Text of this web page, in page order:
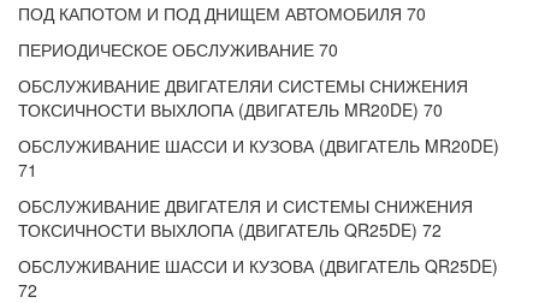
ПОД КАПОТОМ И ПОД ДНИЩЕМ АВТОМОБИЛЯ 70
ПЕРИОДИЧЕСКОЕ ОБСЛУЖИВАНИЕ 70
ОБСЛУЖИВАНИЕ ДВИГАТЕЛЯИ СИСТЕМЫ СНИЖЕНИЯ
ТОКСИЧНОСТИ ВЫХЛОПА (ДВИГАТЕЛЬ MR20DE) 70
ОБСЛУЖИВАНИЕ ШАССИ И КУЗОВА (ДВИГАТЕЛЬ MR20DE)
71
ОБСЛУЖИВАНИЕ ДВИГАТЕЛЯ И СИСТЕМЫ СНИЖЕНИЯ
ТОКСИЧНОСТИ ВЫХЛОПА (ДВИГАТЕЛЬ QR25DE) 72
ОБСЛУЖИВАНИЕ ШАССИ И КУЗОВА (ДВИГАТЕЛЬ QR25DE)
72